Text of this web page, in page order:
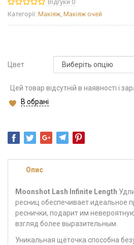
Відгуки 0
Категорії: Макіяж, Макіяж очей
Цвет
Цей товар відсутній в наявності і
В обрані
Опис
Moonshot Lash Infinite Length
ресниц обеспечивает идеальное
реснички, подарит им
взгляд более выразительным.
Уникальная щёточка способна